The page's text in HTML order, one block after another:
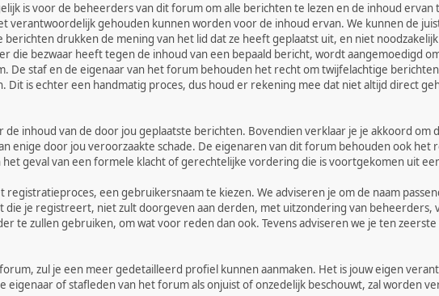
is voor de beheerders van dit forum om alle berichten te lezen en de inhoud
verantwoordelijk gehouden kunnen worden voor de inhoud ervan. We kunnen de
drukken de mening van het lid dat ze heeft geplaatst uit, en niet
die bezwaar heeft tegen de inhoud van een bepaald bericht, wordt aangemoedigd
De staf en de eigenaar van het forum behouden het recht om twijfelachtige
Dit is echter een handmatig proces, dus houd er rekening mee dat niet altijd direct
inhoud van de door jou geplaatste berichten. Bovendien verklaar je je akkoord
enige door jou veroorzaakte schade. De eigenaren van dit forum behouden ook
geval van een formele klacht of gerechtelijke vordering die is voortgekomen uit
registratieproces, een gebruikersnaam te kiezen. We adviseren je om de naam
die je registreert, niet zult doorgeven aan derden, met uitzondering van beheerders,
te zullen gebruiken, om wat voor reden dan ook. Tevens adviseren we je ten
zul je een meer gedetailleerd profiel kunnen aanmaken. Het is jouw eigen
eigenaar of stafleden van het forum als onjuist of onzedelijk beschouwt, zal worden